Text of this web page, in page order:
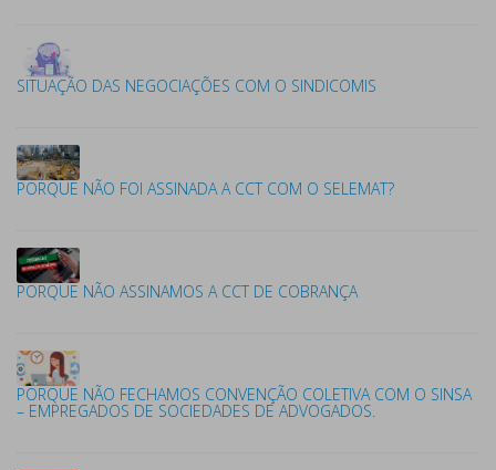
SITUAÇÃO DAS NEGOCIAÇÕES COM O SINDICOMIS
PORQUE NÃO FOI ASSINADA A CCT COM O SELEMAT?
PORQUE NÃO ASSINAMOS A CCT DE COBRANÇA
PORQUE NÃO FECHAMOS CONVENÇÃO COLETIVA COM O SINSA
– EMPREGADOS DE SOCIEDADES DE ADVOGADOS.